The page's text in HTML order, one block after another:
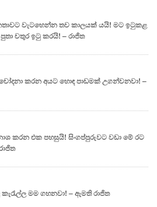
වැටහෙන්න තව කාලයක් යයි! මට ඉටුකළ
චතුර ඉටු කරයි! – රාජිත
කරන අයට හොඳ පාඩමක් උගන්වනවා! –
කරන එක පහසුයි! සිංගප්පුරුවට වඩා මේ රට
මම ගහනවා! – ඇමති රාජිත